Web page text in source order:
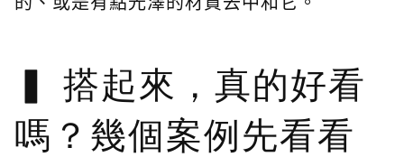
搭起來，真的好看
嗎？幾個案例先看看